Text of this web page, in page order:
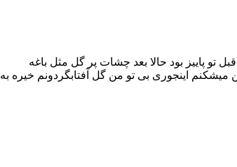
تو پاییز بود حالا بعد چشات پر گل مثل باغه
اینجوری بی تو من گل آفتابگردونم خیره به